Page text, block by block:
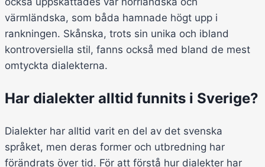
värmländska, som båda hamnade högt upp i
rankningen. Skånska, trots sin unika och ibland
kontroversiella stil, fanns också med bland de mest
omtyckta dialekterna.
Har dialekter alltid funnits i Sverige?
Dialekter har alltid varit en del av det svenska
språket, men deras former och utbredning har
förändrats över tid. För att förstå hur dialekter har